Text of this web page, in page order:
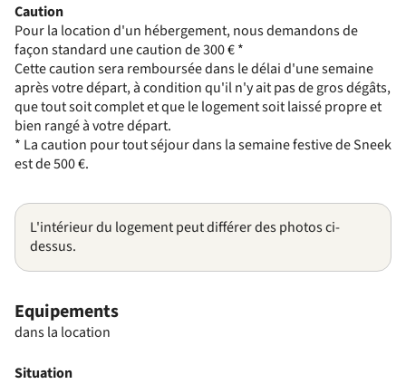
Caution
Pour la location d'un hébergement, nous demandons de
façon standard une caution de 300 € *
Cette caution sera remboursée dans le délai d'une semaine
après votre départ, à condition qu'il n'y ait pas de gros dégâts,
que tout soit complet et que le logement soit laissé propre et
bien rangé à votre départ.
* La caution pour tout séjour dans la semaine festive de Sneek
est de 500 €.
L'intérieur du logement peut différer des photos ci-
dessus.
Equipements
dans la location
Situation